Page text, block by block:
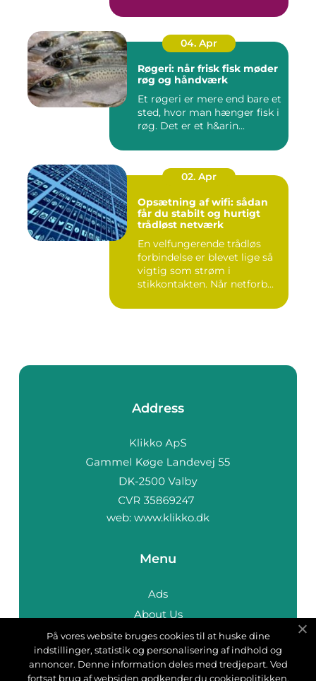
04. Apr
Røgeri: når frisk fisk møder
røg og håndværk
Et røgeri er mere end bare et
sted, hvor man hænger fisk i
røg. Det er et h&arin...
02. Apr
Opsætning af wifi: sådan
får du stabilt og hurtigt
trådløst netværk
En velfungerende trådløs
forbindelse er blevet lige så
vigtig som strøm i
stikkontakten. Når netforb...
Address
web: www.klikko.dk
Menu
Ads
About Us
Cookies
Contact
Sitemap
På vores website bruges cookies til at huske dine
indstillinger, statistik og personalisering af indhold og
annoncer. Denne information deles med tredjepart. Ved
fortsat brug af websiden godkender du cookiepolitikken.